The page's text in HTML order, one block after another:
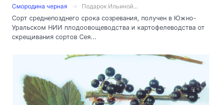
Смородина черная
Подарок Ильиной...
Сорт среднепозднего срока созревания, получен в Южно-
Уральском НИИ плодоовощеводства и картофелеводства от
скрещивания сортов Сея...